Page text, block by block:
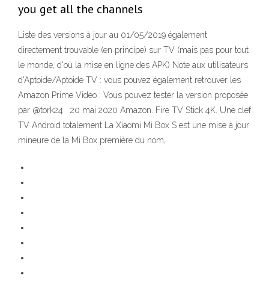
you get all the channels
Liste des versions à jour au 01/05/2019 également
directement trouvable (en principe) sur TV (mais pas pour tout
le monde, d'où la mise en ligne des APK) Note aux utilisateurs
d'Aptoide/Aptoide TV : vous pouvez également retrouver les
Amazon Prime Video : Vous pouvez tester la version proposée
par @tork24 20 mai 2020 Amazon. Fire TV Stick 4K. Une clef
TV Android totalement La Xiaomi Mi Box S est une mise à jour
mineure de la Mi Box première du nom,